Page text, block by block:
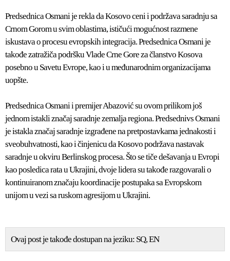
Predsednica Osmani je rekla da Kosovo ceni i podržava saradnju sa
Crnom Gorom u svim oblastima, ističući mogućnost razmene
iskustava o procesu evropskih integracija. Predsednica Osmani je
takođe zatražiča podršku Vlade Crne Gore za članstvo Kosova
posebno u Savetu Evrope, kao i u međunarodnim organizacijama
uopšte.
Predsednica Osmani i premijer Abazović su ovom prilikom još
jednom istakli značaj saradnje zemalja regiona. Predsednivs Osmani
je istakla značaj saradnje izgrađene na pretpostavkama jednakosti i
sveobuhvatnosti, kao i činjenicu da Kosovo podržava nastavak
saradnje u okviru Berlinskog procesa. Što se tiče dešavanja u Evropi
kao posledica rata u Ukrajini, dvoje lidera su takođe razgovarali o
kontinuiranom značaju koordinacije postupaka sa Evropskom
unijom u vezi sa ruskom agresijom u Ukrajini.
Ovaj post je takođe dostupan na jeziku: SQ EN